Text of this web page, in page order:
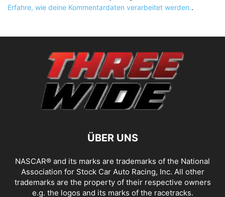
Erfahre, wie deine Kommentardaten verarbeitet werden..
ÜBER UNS
NASCAR® and its marks are trademarks of the National
Association for Stock Car Auto Racing, Inc. All other
trademarks are the property of their respective owners
e.g. the logos and its marks of the racetracks.